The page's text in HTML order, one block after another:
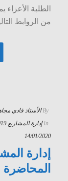
الطلبة
من الروابط
By الأستاذ فادي
In إدارة المشاريع 2019-2020
14/01/2020
المحاضرة